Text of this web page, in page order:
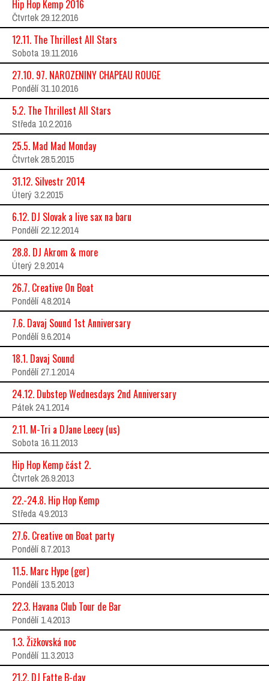
Hip Hop Kemp 2016
Čtvrtek 29.12.2016
12.11. The Thrillest All Stars
Sobota 19.11.2016
27.10. 97. NAROZENINY CHAPEAU ROUGE
Pondělí 31.10.2016
5.2. The Thrillest All Stars
Středa 10.2.2016
25.5. Mad Mad Monday
Čtvrtek 28.5.2015
31.12. Silvestr 2014
Úterý 3.2.2015
6.12. DJ Slovak a live sax na baru
Pondělí 22.12.2014
28.8. DJ Akrom & more
Úterý 2.9.2014
26.7. Creative On Boat
Pondělí 4.8.2014
7.6. Davaj Sound 1st Anniversary
Pondělí 9.6.2014
18.1. Davaj Sound
Pondělí 27.1.2014
24.12. Dubstep Wednesdays 2nd Anniversary
Pátek 24.1.2014
2.11. M-Tri a DJane Leecy (us)
Sobota 16.11.2013
Hip Hop Kemp část 2.
Čtvrtek 26.9.2013
22.-24.8. Hip Hop Kemp
Středa 4.9.2013
27.6. Creative on Boat party
Pondělí 8.7.2013
11.5. Marc Hype (ger)
Pondělí 13.5.2013
22.3. Havana Club Tour de Bar
Pondělí 1.4.2013
1.3. Žižkovská noc
Pondělí 11.3.2013
21.2. DJ Fatte B-day